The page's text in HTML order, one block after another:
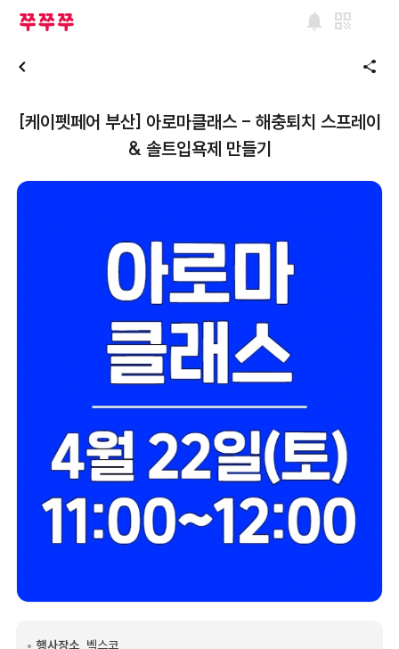
notifications qr_code
share
[케이펫페어 부산] 아로마클래스 - 해충퇴치 스프레이
& 솔트입욕제 만들기
행사장소 벡스코